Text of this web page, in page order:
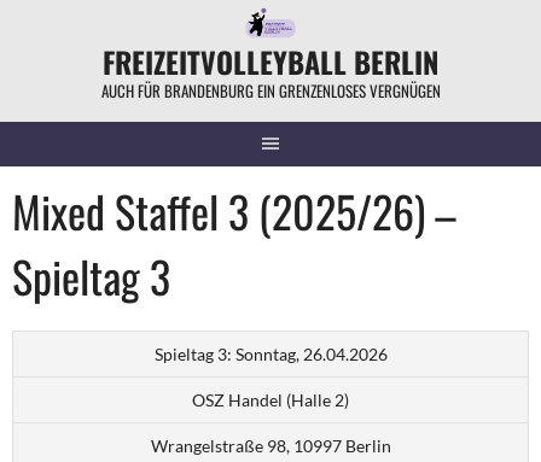
FREIZEITVOLLEYBALL BERLIN
AUCH FÜR BRANDENBURG EIN GRENZENLOSES VERGNÜGEN
Mixed Staffel 3 (2025/26) –
Spieltag 3
Spieltag 3: Sonntag, 26.04.2026
OSZ Handel (Halle 2)
Wrangelstraße 98, 10997 Berlin